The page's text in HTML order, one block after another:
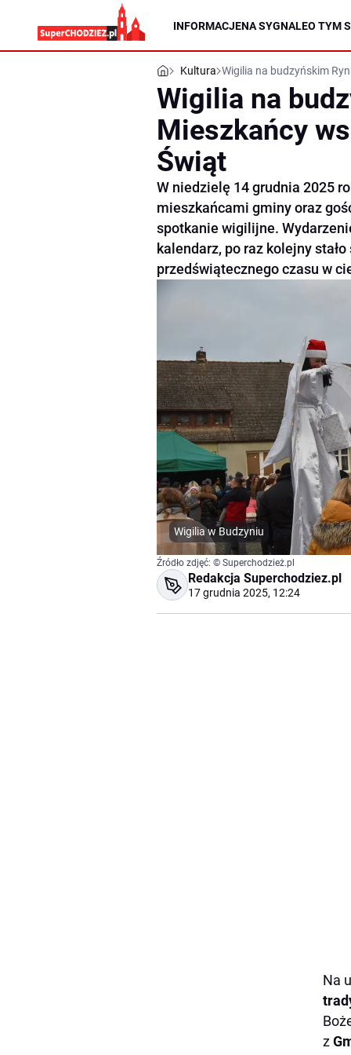
INFORMACJENA SYGNALEO TYM
Kultura Wigilia na budzyńskim
Wigilia na
Mieszkańcy
Świąt
W niedzielę 14 grudnia 2025
mieszkańcami gminy oraz
spotkanie wigilijne.
kalendarz, po raz kolejny
przedświątecznego czasu w
Wigilia w Budzyniu
Źródło zdjęć: © Superchodzież.pl
Redakcja Superchodziez.pl
17 grudnia 2025, 12:24
Na
z